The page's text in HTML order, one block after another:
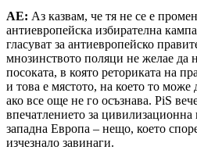
АЕ: Аз казвам, че тя не се е
антиевропейска избирателна
гласуват за антиевропейско
мнозинството поляци не желае да
посоката, в която реториката на
и това е мястото, на което то може
ако все още не го осъзнава. PiS
впечатлението за
западна Европа – нещо, което
изчезнало завинаги.